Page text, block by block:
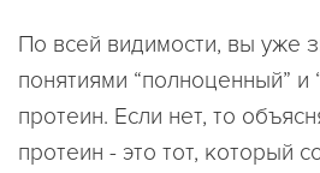
По всей видимости, вы уже
понятиями “полноценный” и
протеин. Если нет, то
протеин - это тот, который